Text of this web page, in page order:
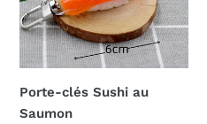
Saumon
Porte-clés Sushi au
Saumon